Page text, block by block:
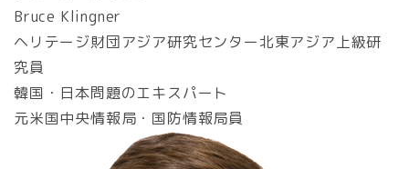
Bruce Klingner
ヘリテージ財団アジア研究センター北東アジア上級研
究員
韓国・日本問題のエキスパート
元米国中央情報局・国防情報局員